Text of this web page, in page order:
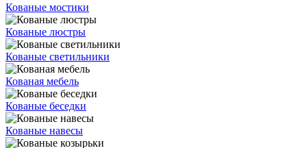
Кованые мостики
Кованые люстры
Кованые светильники
Кованая мебель
Кованые беседки
Кованые навесы